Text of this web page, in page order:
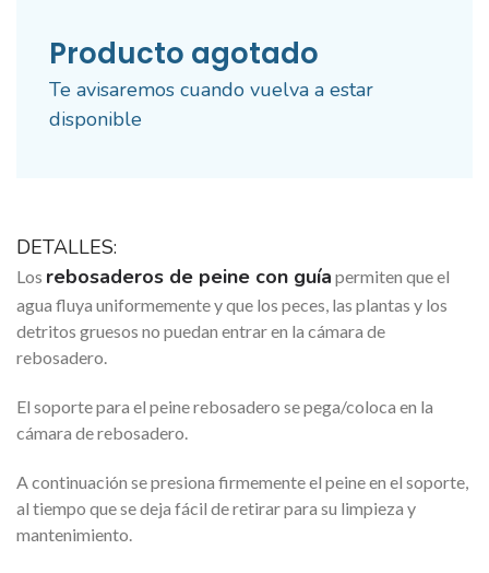
Producto agotado
Te avisaremos cuando vuelva a estar
disponible
DETALLES:
Los rebosaderos de peine con guía permiten que el
agua fluya uniformemente y que los peces, las plantas y los
detritos gruesos no puedan entrar en la cámara de
rebosadero.
El soporte para el peine rebosadero se pega/coloca en la
cámara de rebosadero.
A continuación se presiona firmemente el peine en el soporte,
al tiempo que se deja fácil de retirar para su limpieza y
mantenimiento.